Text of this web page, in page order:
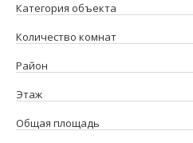
Категория объекта
Количество комнат
Район
Этаж
Общая площадь